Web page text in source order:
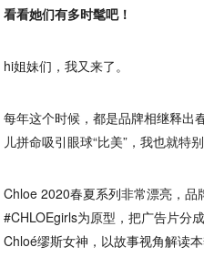
看看她们有多时髦吧！
hi姐妹们，我又来了。
每年这个时候，都是品牌相继释出
儿拼命吸引眼球“比美”，我也就特
Chloe 2020春夏系列非常漂亮，
#CHLOEgirls为原型，把广告片分
Chloé缪斯女神，以故事视角解读本